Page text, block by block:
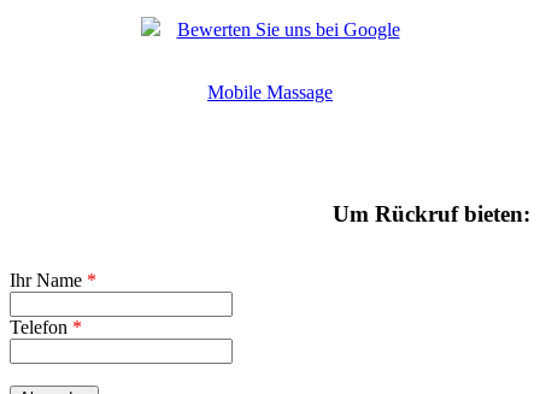
Bewerten Sie uns bei Google
Mobile Massage
Um Rückruf bieten:
Ihr Name *
Telefon *